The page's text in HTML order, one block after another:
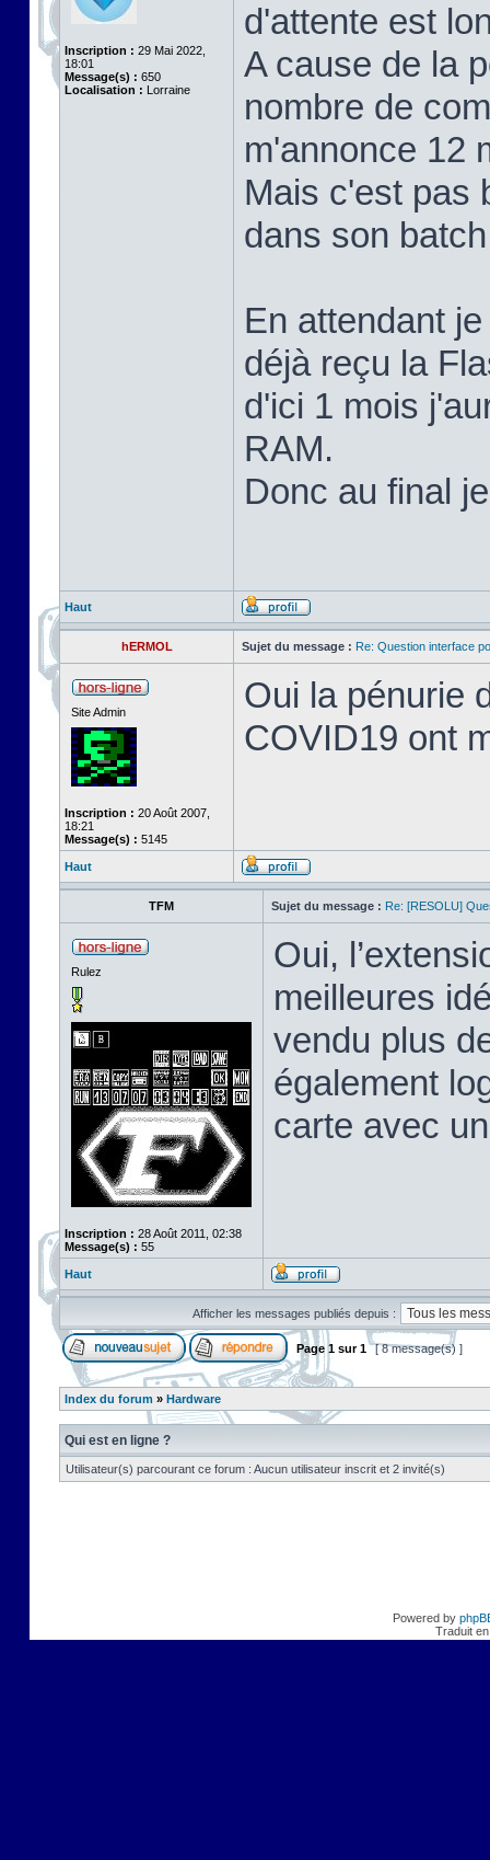
Inscription : 29 Mai 2022,
18:01
Message(s) : 650
Localisation : Lorraine
d'attente est
A cause de la
nombre de
m'annonce 12
Mais c'est pas
dans son
En attendant
déjà reçu la
d'ici 1 mois
RAM.
Donc au final
Haut
hERMOL Sujet du message : Re: Question interface
Site Admin
Inscription : 20 Août 2007,
18:21
Message(s) : 5145
Oui la pénurie
COVID19 ont
Haut
TFM Sujet du message : Re: [RESOLU]
Rulez
Inscription : 28 Août 2011, 02:38
Message(s) : 55
Oui,
meilleures
vendu plus
également
carte avec
Haut
Afficher les messages publiés depuis :
Page 1 sur1 [ 8 message(s) ]
Index du forum » Hardware
Qui est en ligne ?
Utilisateur(s) parcourant ce forum : Aucun utilisateur inscrit et 2 invité(s)
Powered by
Traduit